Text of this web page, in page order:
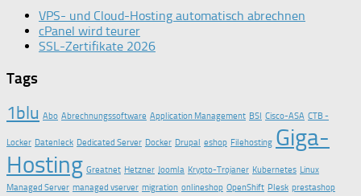
VPS- und Cloud-Hosting automatisch abrechnen
cPanel wird teurer
SSL-Zertifikate 2026
Tags
1blu Abo Abrechnungssoftware Application Management BSI Cisco-ASA CTB -
Locker Datenleck Dedicated Server Docker Drupal eshop Filehosting Giga-
Hosting Greatnet Hetzner Joomla Krypto-Trojaner Kubernetes Linux
Managed Server managed vserver migration onlineshop OpenShift Plesk prestashop